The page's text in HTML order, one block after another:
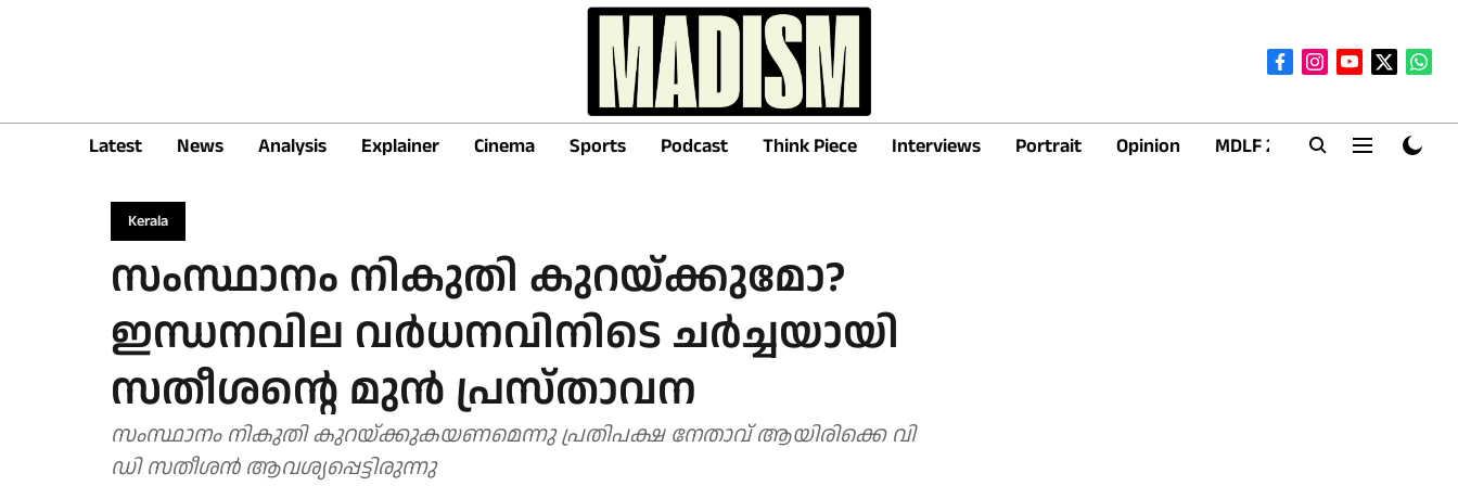
Latest News Analysis Explainer Cinema Sports Podcast Think Piece Interviews Portrait Opinion MDLF 2026
Kerala
സംസ്ഥാനം നികുതി കുറയ്ക്കുമോ?
ഇന്ധനവില വർധനവിനിടെ ചർച്ചയായി
സതീശന്റെ മുൻ പ്രസ്താവന
സംസ്ഥാനം നികുതി കുറയ്ക്കുകയണമെന്നു പ്രതിപക്ഷ നേതാവ് ആയിരിക്കെ വി
ഡി സതീശൻ ആവശ്യപ്പെട്ടിരുന്നു